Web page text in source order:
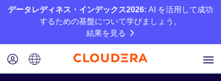
データレディネス・インデックス2026: AI を活用して成功
するための基盤について学びましょう。
結果を見る